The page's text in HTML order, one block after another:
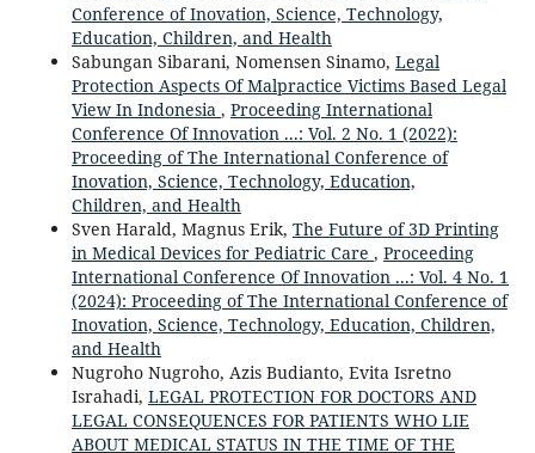
Conference of Inovation, Science, Technology,
Education, Children, and Health
Sabungan Sibarani, Nomensen Sinamo, Legal
Protection Aspects Of Malpractice Victims Based Legal
View In Indonesia , Proceeding International
Conference Of Innovation ...: Vol. 2 No. 1 (2022):
Proceeding of The International Conference of
Inovation, Science, Technology, Education,
Children, and Health
Sven Harald, Magnus Erik, The Future of 3D Printing
in Medical Devices for Pediatric Care , Proceeding
International Conference Of Innovation ...: Vol. 4 No. 1
(2024): Proceeding of The International Conference of
Inovation, Science, Technology, Education, Children,
and Health
Nugroho Nugroho, Azis Budianto, Evita Isretno
Israhadi, LEGAL PROTECTION FOR DOCTORS AND
LEGAL CONSEQUENCES FOR PATIENTS WHO LIE
ABOUT MEDICAL STATUS IN THE TIME OF THE